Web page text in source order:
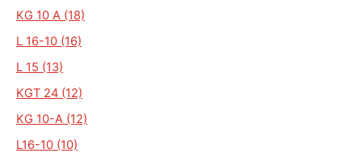
KG 10 A (18)
L 16-10 (16)
L 15 (13)
KGT 24 (12)
KG 10-A (12)
L16-10 (10)